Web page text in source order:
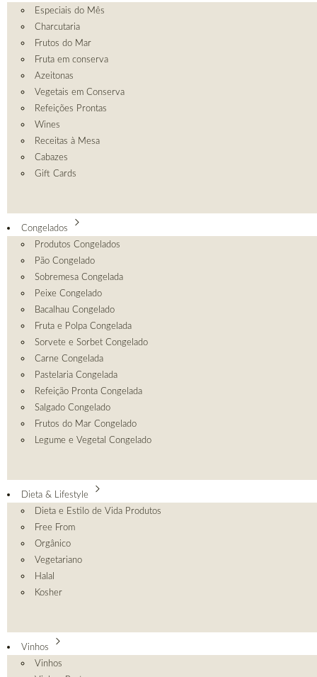
Especiais do Mês
Charcutaria
Frutos do Mar
Fruta em conserva
Azeitonas
Vegetais em Conserva
Refeições Prontas
Wines
Receitas à Mesa
Cabazes
Gift Cards
Congelados
Produtos Congelados
Pão Congelado
Sobremesa Congelada
Peixe Congelado
Bacalhau Congelado
Fruta e Polpa Congelada
Sorvete e Sorbet Congelado
Carne Congelada
Pastelaria Congelada
Refeição Pronta Congelada
Salgado Congelado
Frutos do Mar Congelado
Legume e Vegetal Congelado
Dieta & Lifestyle
Dieta e Estilo de Vida Produtos
Free From
Orgânico
Vegetariano
Halal
Kosher
Vinhos
Vinhos